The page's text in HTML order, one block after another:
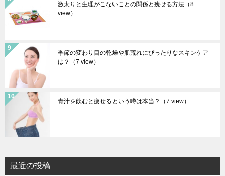
激太りと生理がこないことの関係と痩せる方法 （8
view）
季節の変わり目の乾燥や肌荒れにぴったりなスキンケア
は？
（7 view）
青汁を飲むと痩せるという噂は本当？ （7 view）
最近の投稿